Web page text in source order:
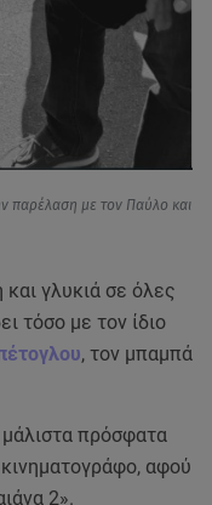
παρέλαση με τον Παύλο και
γλυκιά σε όλες
τόσο με τον ίδιο
, τον μπαμπά
μάλιστα πρόσφατα
αφού
2».